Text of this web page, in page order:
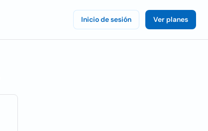
Inicio de sesión Ver planes